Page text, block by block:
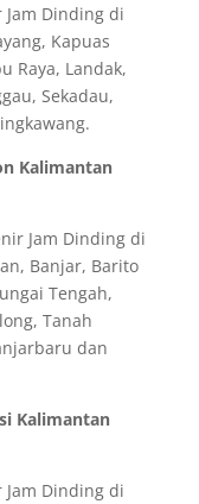
Dinding di
Kapuas
Raya, Landak,
Sekadau,
Kalimantan
Jam Dinding di
Banjar, Barito
Tengah,
Tanah
dan
Kalimantan
Dinding di